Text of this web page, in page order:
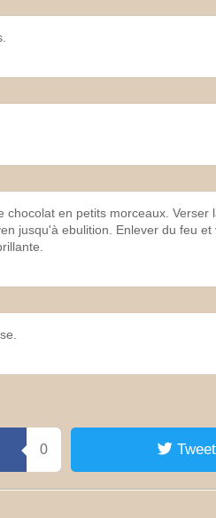
en petits morceaux. Verser
jusqu'à ebulition. Enlever du feu et
0